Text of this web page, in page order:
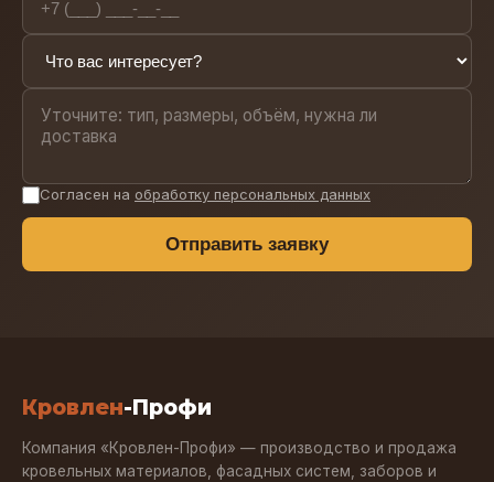
Согласен на обработку персональных данных
Отправить заявку
Кровлен-Профи
Компания «Кровлен-Профи» — производство и продажа
кровельных материалов, фасадных систем, заборов и